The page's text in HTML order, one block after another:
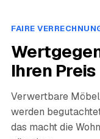
FAIRE
Ihren Preis
Verwertbare
werden
das macht die